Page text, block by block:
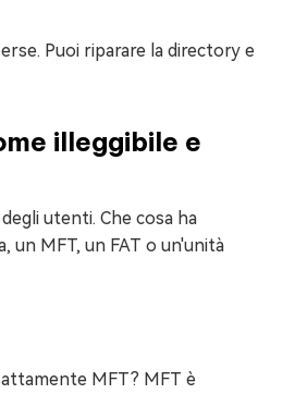
Puoi riparare la directory e
illeggibile e
utenti. Che cosa ha
un MFT, un FAT o un'unità
MFT? MFT è